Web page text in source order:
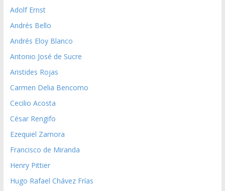
Adolf Ernst
Andrés Bello
Andrés Eloy Blanco
Antonio José de Sucre
Aristides Rojas
Carmen Delia Bencomo
Cecilio Acosta
César Rengifo
Ezequiel Zamora
Francisco de Miranda
Henry Pittier
Hugo Rafael Chávez Frías